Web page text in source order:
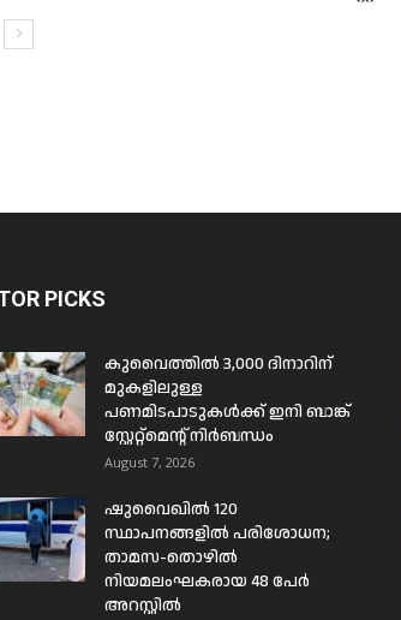
PICKS
കുവൈത്തിൽ 3,000 ദിനാറിന്
മുകളിലുള്ള
പണമിടപാടുകൾക്ക് ഇനി ബാങ്ക്
സ്റ്റേറ്റ്മെന്റ് നിർബന്ധം
August 7, 2026
ഷുവൈഖിൽ 120
സ്ഥാപനങ്ങളിൽ പരിശോധന;
താമസ-തൊഴിൽ
നിയമലംഘകരായ 48 പേർ
അറസ്റ്റിൽ